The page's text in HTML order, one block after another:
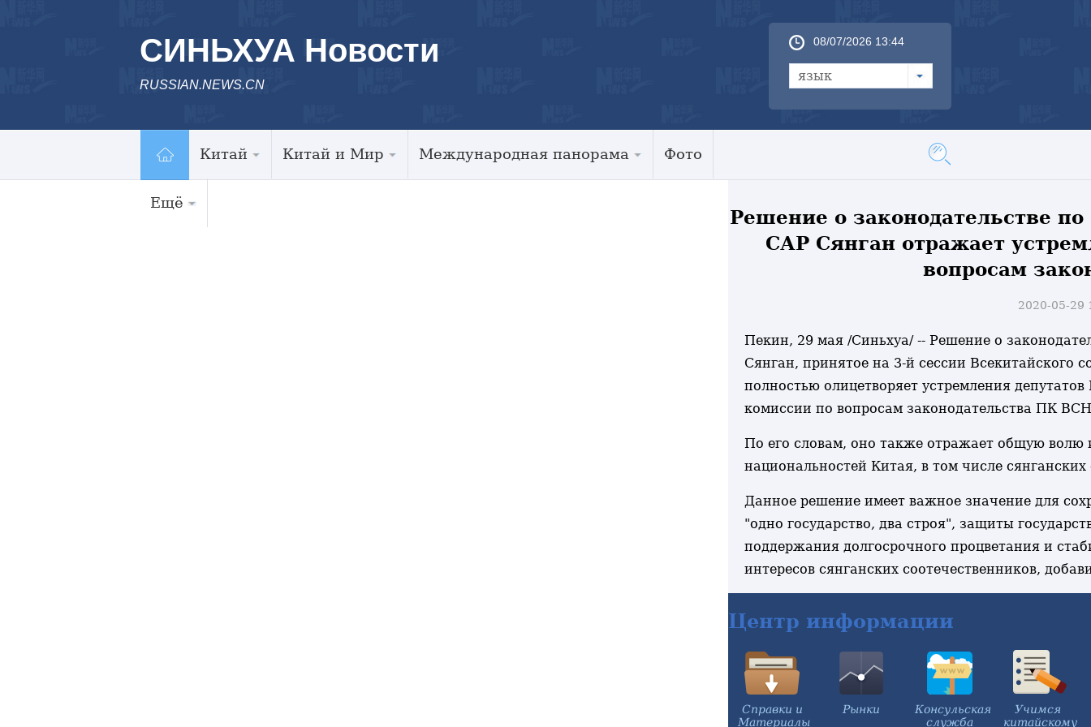
СИНЬХУА Новости
RUSSIAN.NEWS.CN
08/07/2026 13:44
язык
Китай Китай и Мир Международная панорама Фото
Ещё
Решение о законодательстве
САР Сянган отражает
вопросам
2020-05-29
Пекин, 29 мая /Синьхуа/ -- Решение о
Сянган, принятое на 3-й сессии Всекитайского
полностью олицетворяет устремления
комиссии по вопросам законодательства ПК
По его словам, оно также отражает общую волю
национальностей Китая, в том числе сянганских
Данное решение имеет важное значение для
"одно государство, два строя", защиты
поддержания долгосрочного процветания и
интересов сянганских соотечественников,
Центр информации
Справки и
Материалы
Рынки
Консульская
служба
Учимся
китайскому